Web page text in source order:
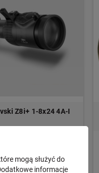
Z8i+ 1-8x24 4A-I
mogą służyć do
informacje